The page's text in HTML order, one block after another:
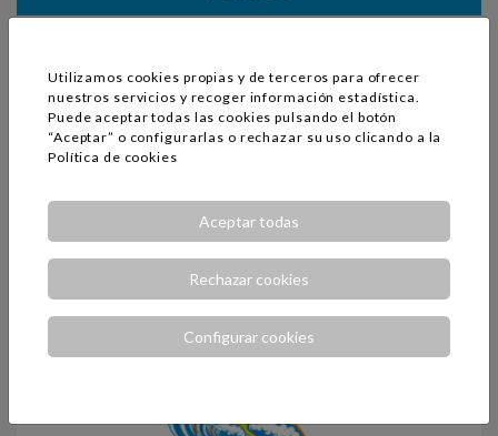
TOPWAY / HI-CHIPCOM
Utilizamos cookies propias y de terceros para ofrecer
nuestros servicios y recoger información estadística.
Puede aceptar todas las cookies pulsando el botón
“Aceptar” o configurarlas o rechazar su uso clicando a la
Política de cookies
Aceptar todas
Rechazar cookies
Configurar cookies